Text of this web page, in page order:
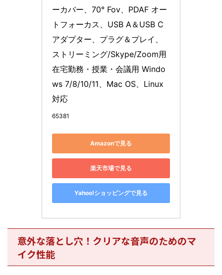
ーカバー、70° Fov、PDAF オー
トフォーカス、USB A＆USB C
アダプター、プラグ＆プレイ、
ストリーミング/Skype/Zoom用
在宅勤務・授業・会議用 Windo
ws 7/8/10/11、Mac OS、Linux
対応
65381
Amazonで見る
楽天市場で見る
Yahoo!ショッピングで見る
意外な落とし穴！クリアな音声のためのマ
イク性能